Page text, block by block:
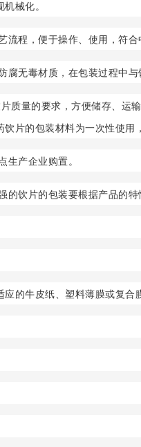
械化。
程，便于操作、使用，符合
无毒材质，在包装过程中
质量的要求，方便储存、
片的包装材料为一次性使用
生产企业购置。
饮片的包装要根据产品的特
的牛皮纸、塑料薄膜或复合